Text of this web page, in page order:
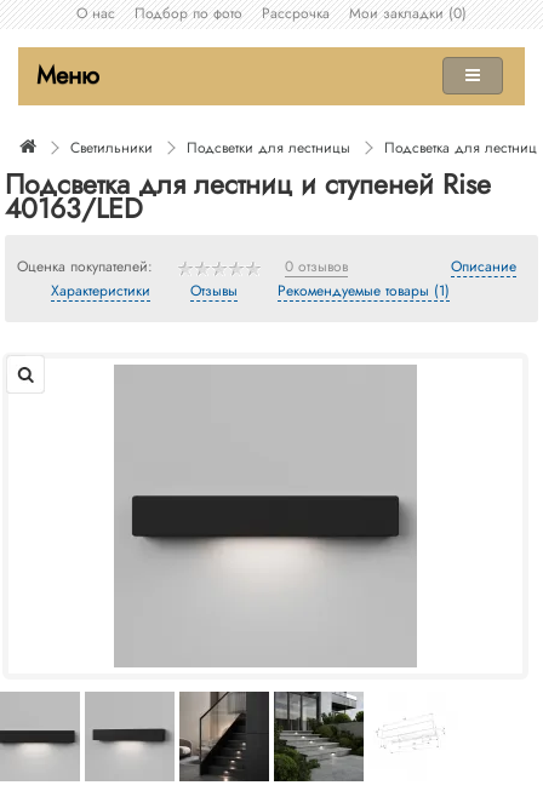
О нас
Подбор по фото Рассрочка Мои закладки (0)
Меню
Светильники Подсветки для лестницы Подсветка для
Подсветка для лестниц и ступеней Rise
40163/LED
Оценка покупателей: 0 отзывов
Описание
Характеристики
Отзывы Рекомендуемые товары (1)